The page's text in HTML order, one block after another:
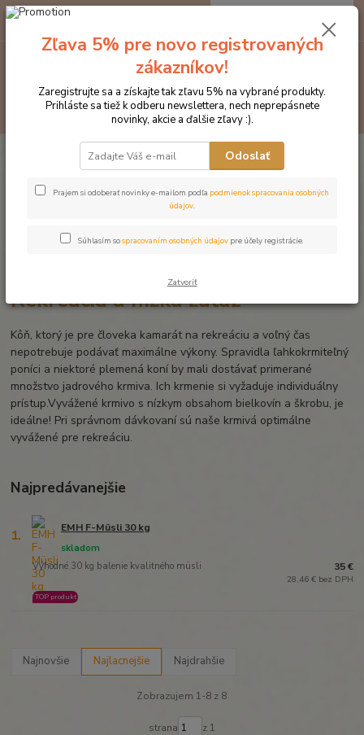
Hľadať
za0 €
Krmivo pre kone EGGERSMANN Rekreácia a nízka záťaž
Rekreácia a nízka záťaž
Kôň, ktorý je pre človeka kamarát na rekreáciu a voľný čas
nepotrebuje podávať maximálne výkony. Spravidla ľahkokrmiteľný
poníci a niektoré plemená koní by mali dostávať primerané
množstvo jadrového krmiva. Ich krmenie si vyžaduje individuálny
prístup.Vyvážené krmivo s nízkym obsahom bielkovín a škrobu, je
ideálne! Pri správnom dávkovaní sú naše krmivá optimálne
vyvážené pre rekreáciu.
Najpredávanejšie
1. EMH F-Müsli 30 kg
Výhodné 30 kg balenie kvalitného müsli
skladom
TOP produkt
35 €
28,46 € bez DPH
Najnovšie Najlacnejšie Najdrahšie
Zobrazujem 1-8 z 8
strana z 1
Zľava 5% pre novo registrovaných
zákazníkov!
Zaregistrujte sa a získajte tak zľavu 5% na vybrané produkty.
Prihláste sa tiež k odberu newslettera, nech neprepásnete
novinky, akcie a ďalšie zľavy :).
Odoslať
Prajem si odoberať novinky e-mailom podľa podmienok spracovania osobných
údajov.
Súhlasím sospracovaním osobných údajov pre účely registrácie.
Zatvoriť